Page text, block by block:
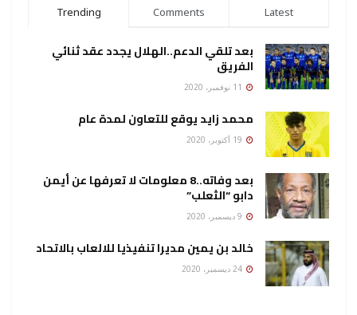
Trending Comments Latest
بعد تلقي الدعم..الهلال يجدد عقد ثنائي
الفريق
محمد زايد يوقع للتعاون لمدة عام
بعد وفاته..8 معلومات لا تعرفها عن أيمن
دابو “الثعلب”
خالد بن يمين مديرا تنفيذيا للالعاب بالاتحاد